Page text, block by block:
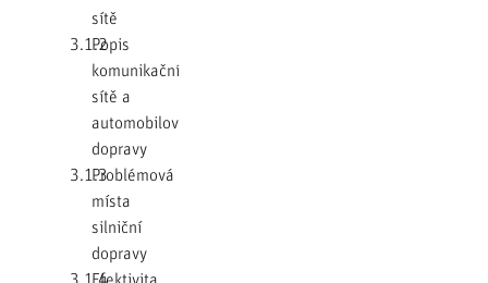
sítě
3.1.2Popis
komunikační
sítě a
automobilové
dopravy
3.1.3Problémová
místa
silniční
dopravy